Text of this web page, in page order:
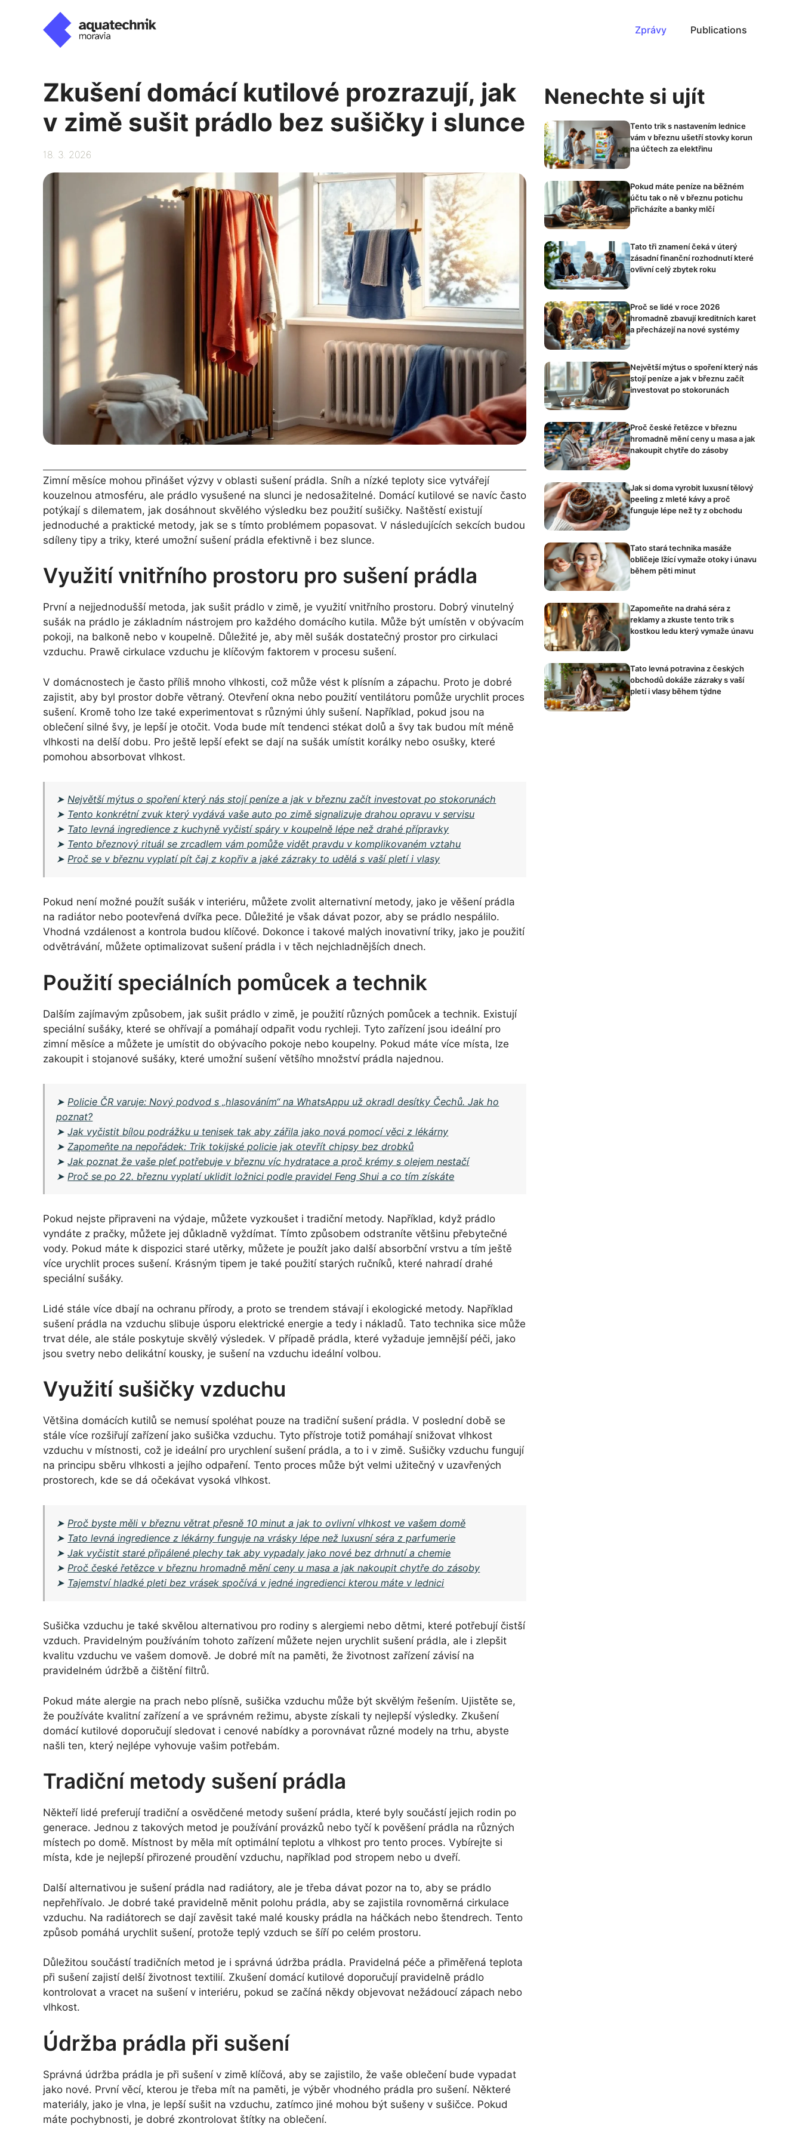
Zprávy Publications
Zkušení domácí kutilové prozrazují, jak
v zimě sušit prádlo bez sušičky i slunce
18. 3. 2026
Zimní měsíce mohou přinášet výzvy v oblasti sušení prádla. Sníh a nízké teploty sice vytvářejí
kouzelnou atmosféru, ale prádlo vysušené na slunci je nedosažitelné. Domácí kutilové se navíc často
potýkají s dilematem, jak dosáhnout skvělého výsledku bez použití sušičky. Naštěstí existují
jednoduché a praktické metody, jak se s tímto problémem popasovat. V následujících sekcích budou
sdíleny tipy a triky, které umožní sušení prádla efektivně i bez slunce.
Využití vnitřního prostoru pro sušení prádla
První a nejjednodušší metoda, jak sušit prádlo v zimě, je využití vnitřního prostoru. Dobrý vinutelný
sušák na prádlo je základním nástrojem pro každého domácího kutila. Může být umístěn v obývacím
pokoji, na balkoně nebo v koupelně. Důležité je, aby měl sušák dostatečný prostor pro cirkulaci
vzduchu. Prawě cirkulace vzduchu je klíčovým faktorem v procesu sušení.
V domácnostech je často příliš mnoho vlhkosti, což může vést k plísním a zápachu. Proto je dobré
zajistit, aby byl prostor dobře větraný. Otevření okna nebo použití ventilátoru pomůže urychlit proces
sušení. Kromě toho lze také experimentovat s různými úhly sušení. Například, pokud jsou na
oblečení silné švy, je lepší je otočit. Voda bude mít tendenci stékat dolů a švy tak budou mít méně
vlhkosti na delší dobu. Pro ještě lepší efekt se dají na sušák umístit korálky nebo osušky, které
pomohou absorbovat vlhkost.
➤Největší mýtus o spoření který nás stojí peníze a jak v březnu začít investovat po stokorunách
➤ Tento konkrétní zvuk který vydává vaše auto po zimě signalizuje drahou opravu v servisu
➤ Tato levná ingredience z kuchyně vyčistí spáry v koupelně lépe než drahé přípravky
➤ Tento březnový rituál se zrcadlem vám pomůže vidět pravdu v komplikovaném vztahu
➤Proč se v březnu vyplatí pít čaj z kopřiv a jaké zázraky to udělá s vaší pletí i vlasy
Pokud není možné použít sušák v interiéru, můžete zvolit alternativní metody, jako je věšení prádla
na radiátor nebo pootevřená dvířka pece. Důležité je však dávat pozor, aby se prádlo nespálilo.
Vhodná vzdálenost a kontrola budou klíčové. Dokonce i takové malých inovativní triky, jako je použití
odvětrávání, můžete optimalizovat sušení prádla i v těch nejchladnějších dnech.
Použití speciálních pomůcek a technik
Dalším zajímavým způsobem, jak sušit prádlo v zimě, je použití různých pomůcek a technik. Existují
speciální sušáky, které se ohřívají a pomáhají odpařit vodu rychleji. Tyto zařízení jsou ideální pro
zimní měsíce a můžete je umístit do obývacího pokoje nebo koupelny. Pokud máte více místa, lze
zakoupit i stojanové sušáky, které umožní sušení většího množství prádla najednou.
➤ Policie ČR varuje: Nový podvod s „hlasováním“ na WhatsAppu už okradl desítky Čechů. Jak ho
poznat?
➤Jak vyčistit bílou podrážku u tenisek tak aby zářila jako nová pomocí věci z lékárny
➤Zapomeňte na nepořádek: Trik tokijské policie jak otevřít chipsy bez drobků
➤Jak poznat že vaše pleť potřebuje v březnu víc hydratace a proč krémy s olejem nestačí
➤ Proč se po 22. březnu vyplatí uklidit ložnici podle pravidel Feng Shui a co tím získáte
Pokud nejste připraveni na výdaje, můžete vyzkoušet i tradiční metody. Například, když prádlo
vyndáte z pračky, můžete jej důkladně vyždímat. Tímto způsobem odstraníte většinu přebytečné
vody. Pokud máte k dispozici staré utěrky, můžete je použít jako další absorbční vrstvu a tím ještě
více urychlit proces sušení. Krásným tipem je také použití starých ručníků, které nahradí drahé
speciální sušáky.
Lidé stále více dbají na ochranu přírody, a proto se trendem stávají i ekologické metody. Například
sušení prádla na vzduchu slibuje úsporu elektrické energie a tedy i nákladů. Tato technika sice může
trvat déle, ale stále poskytuje skvělý výsledek. V případě prádla, které vyžaduje jemnější péči, jako
jsou svetry nebo delikátní kousky, je sušení na vzduchu ideální volbou.
Využití sušičky vzduchu
Většina domácích kutilů se nemusí spoléhat pouze na tradiční sušení prádla. V poslední době se
stále více rozšiřují zařízení jako sušička vzduchu. Tyto přístroje totiž pomáhají snižovat vlhkost
vzduchu v místnosti, což je ideální pro urychlení sušení prádla, a to i v zimě. Sušičky vzduchu fungují
na principu sběru vlhkosti a jejího odpaření. Tento proces může být velmi užitečný v uzavřených
prostorech, kde se dá očekávat vysoká vlhkost.
➤Proč byste měli v březnu větrat přesně 10 minut a jak to ovlivní vlhkost ve vašem domě
➤ Tato levná ingredience z lékárny funguje na vrásky lépe než luxusní séra z parfumerie
➤Jak vyčistit staré připálené plechy tak aby vypadaly jako nové bez drhnutí a chemie
➤Proč české řetězce v březnu hromadně mění ceny u masa a jak nakoupit chytře do zásoby
➤ Tajemství hladké pleti bez vrásek spočívá v jedné ingredienci kterou máte v lednici
Sušička vzduchu je také skvělou alternativou pro rodiny s alergiemi nebo dětmi, které potřebují čistší
vzduch. Pravidelným používáním tohoto zařízení můžete nejen urychlit sušení prádla, ale i zlepšit
kvalitu vzduchu ve vašem domově. Je dobré mít na paměti, že životnost zařízení závisí na
pravidelném údržbě a čištění filtrů.
Pokud máte alergie na prach nebo plísně, sušička vzduchu může být skvělým řešením. Ujistěte se,
že používáte kvalitní zařízení a ve správném režimu, abyste získali ty nejlepší výsledky. Zkušení
domácí kutilové doporučují sledovat i cenové nabídky a porovnávat různé modely na trhu, abyste
našli ten, který nejlépe vyhovuje vašim potřebám.
Tradiční metody sušení prádla
Někteří lidé preferují tradiční a osvědčené metody sušení prádla, které byly součástí jejich rodin po
generace. Jednou z takových metod je používání provázků nebo tyčí k pověšení prádla na různých
místech po domě. Místnost by měla mít optimální teplotu a vlhkost pro tento proces. Vybírejte si
místa, kde je nejlepší přirozené proudění vzduchu, například pod stropem nebo u dveří.
Další alternativou je sušení prádla nad radiátory, ale je třeba dávat pozor na to, aby se prádlo
nepřehřívalo. Je dobré také pravidelně měnit polohu prádla, aby se zajistila rovnoměrná cirkulace
vzduchu. Na radiátorech se dají zavěsit také malé kousky prádla na háčkách nebo štendrech. Tento
způsob pomáhá urychlit sušení, protože teplý vzduch se šíří po celém prostoru.
Důležitou součástí tradičních metod je i správná údržba prádla. Pravidelná péče a přiměřená teplota
při sušení zajistí delší životnost textilií. Zkušení domácí kutilové doporučují pravidelně prádlo
kontrolovat a vracet na sušení v interiéru, pokud se začíná někdy objevovat nežádoucí zápach nebo
vlhkost.
Údržba prádla při sušení
Správná údržba prádla je při sušení v zimě klíčová, aby se zajistilo, že vaše oblečení bude vypadat
jako nové. První věcí, kterou je třeba mít na paměti, je výběr vhodného prádla pro sušení. Některé
materiály, jako je vlna, je lepší sušit na vzduchu, zatímco jiné mohou být sušeny v sušičce. Pokud
máte pochybnosti, je dobré zkontrolovat štítky na oblečení.
Nenechte si ujít
Tento trik s nastavením lednice
vám v březnu ušetří stovky korun
na účtech za elektřinu
Pokud máte peníze na běžném
účtu tak o ně v březnu potichu
přicházíte a banky mlčí
Tato tři znamení čeká v úterý
zásadní finanční rozhodnutí které
ovlivní celý zbytek roku
Proč se lidé v roce 2026
hromadně zbavují kreditních karet
a přecházejí na nové systémy
Největší mýtus o spoření který nás
stojí peníze a jak v březnu začít
investovat po stokorunách
Proč české řetězce v březnu
hromadně mění ceny u masa a jak
nakoupit chytře do zásoby
Jak si doma vyrobit luxusní tělový
peeling z mleté kávy a proč
funguje lépe než ty z obchodu
Tato stará technika masáže
obličeje lžící vymaže otoky i únavu
během pěti minut
Zapomeňte na drahá séra z
reklamy a zkuste tento trik s
kostkou ledu který vymaže únavu
Tato levná potravina z českých
obchodů dokáže zázraky s vaší
pletí i vlasy během týdne